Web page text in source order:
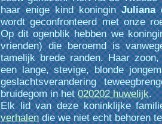
haar enige kind koninginJuliana
wordt geconfronteerd met onze
Op dit ogenblik hebben we
vrienden) die beroemd is
tamelijk brede randen. Haar
een lange, stevige, blonde
geslachtsverandering
bruidegom in het020202 huwelijk.
Elk lid van deze koninklijke
verhalendie we niet echt behoren